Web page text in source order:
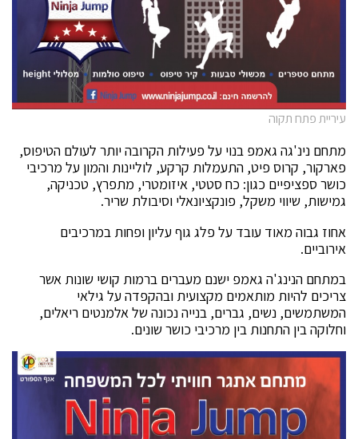
עיריית פתח תקוה
מתחם נינ'גה גאמפ בנוי על פעילות הקרובה יותר לעולם הטיפוס,
פארקור, קרוס פיט, התעמלות קרקע, לוליינות והמון על מרכיבי
כושר ספציפיים כגון: כח סטטי, איזומטרי, מתפרץ, טכניקה,
גמישות, שיווי משקל, פונקציונאלי וסיבולת שריר.
אחוז גבוה מאוד עובד על פלג גוף עליון ופחות במרכיבים
אירוביים.
במתחם הנינג'ה גאמפ ישנם מעברים ברמות קושי שונות אשר
צריכים להיות מותאמים מקצועית ובהקפדה על גילאי
המשתמשים, נשים, גברים, בנייה נכונה של אלמנטים ריאלים,
וחלוקה בין התחנות בין מרכיבי כושר שונים.